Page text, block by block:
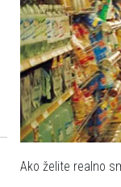
Ako želite realno